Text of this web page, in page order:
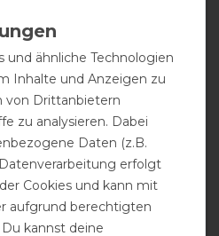
Grooming Deluxe
Helmhalter
und ähnliche Technologien
Inhalte und Anzeigen zu
von Drittanbietern
zu analysieren. Dabei
Daten (z.B.
erfolgt
Cookies und kann mit
aufgrund berechtigten
kannst deine